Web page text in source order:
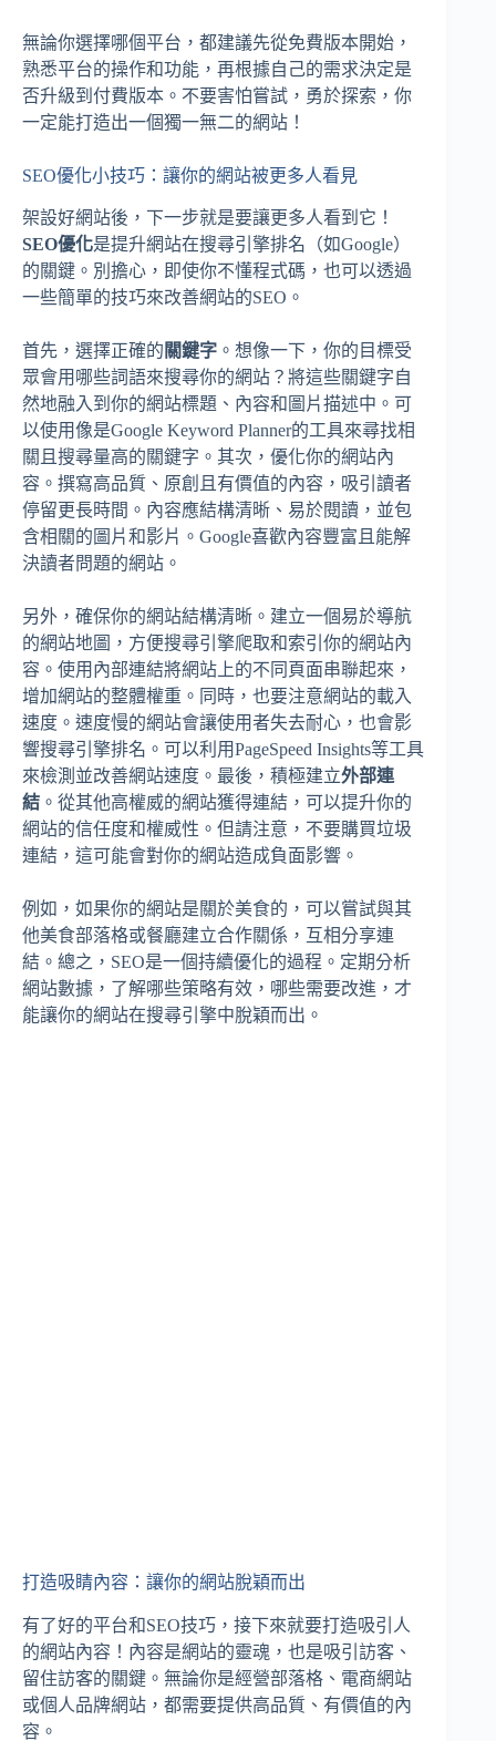
無論你選擇哪個平台，都建議先從免費版本開始，
熟悉平台的操作和功能，再根據自己的需求決定是
否升級到付費版本。不要害怕嘗試，勇於探索，你
一定能打造出一個獨一無二的網站！
SEO優化小技巧：讓你的網站被更多人看見
架設好網站後，下一步就是要讓更多人看到它！
SEO優化是提升網站在搜尋引擎排名（如Google）
的關鍵。別擔心，即使你不懂程式碼，也可以透過
一些簡單的技巧來改善網站的SEO。
首先，選擇正確的 關鍵字 。想像一下，你的目標受
眾會用哪些詞語來搜尋你的網站？將這些關鍵字自
然地融入到你的網站標題、內容和圖片描述中。可
以使用像是Google Keyword Planner的工具來尋找相
關且搜尋量高的關鍵字。其次，優化你的網站內
容。撰寫高品質、原創且有價值的內容，吸引讀者
停留更長時間。內容應結構清晰、易於閱讀，並包
含相關的圖片和影片。Google喜歡內容豐富且能解
決讀者問題的網站。
另外，確保你的網站結構清晰。建立一個易於導航
的網站地圖，方便搜尋引擎爬取和索引你的網站內
容。使用內部連結將網站上的不同頁面串聯起來，
增加網站的整體權重。同時，也要注意網站的載入
速度。速度慢的網站會讓使用者失去耐心，也會影
響搜尋引擎排名。可以利用PageSpeed Insights等工具
來檢測並改善網站速度。最後，積極建立外部連
結 。從其他高權威的網站獲得連結，可以提升你的
網站的信任度和權威性。但請注意，不要購買垃圾
連結，這可能會對你的網站造成負面影響。
例如，如果你的網站是關於美食的，可以嘗試與其
他美食部落格或餐廳建立合作關係，互相分享連
結。總之，SEO是一個持續優化的過程。定期分析
網站數據，了解哪些策略有效，哪些需要改進，才
能讓你的網站在搜尋引擎中脫穎而出。
打造吸睛內容：讓你的網站脫穎而出
有了好的平台和SEO技巧，接下來就要打造吸引人
的網站內容！內容是網站的靈魂，也是吸引訪客、
留住訪客的關鍵。無論你是經營部落格、電商網站
或個人品牌網站，都需要提供高品質、有價值的內
容。